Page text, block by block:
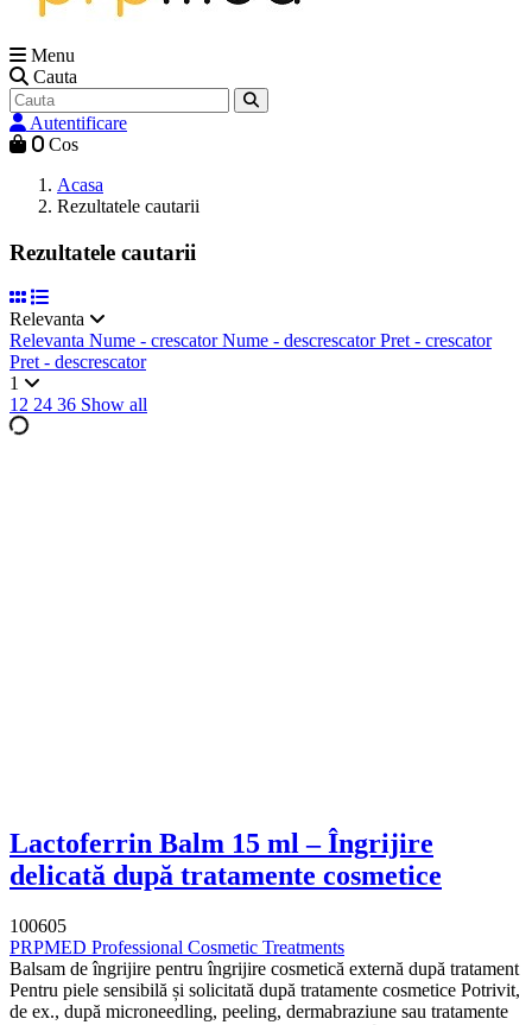
Menu
Cauta
Autentificare
0 Cos
Acasa
Rezultatele cautarii
Rezultatele cautarii
Relevanta
Relevanta Nume - crescatorNume - descrescatorPret - crescator
Pret - descrescator
1
12 24 36 Show all
Lactoferrin Balm 15 ml – Îngrijire
delicată după tratamente cosmetice
100605
PRPMED Professional Cosmetic Treatments
Balsam de îngrijire pentru îngrijire cosmetică externă după tratament
Pentru piele sensibilă și solicitată după tratamente cosmetice Potrivit,
de ex., după microneedling, peeling, dermabraziune sau tratamente